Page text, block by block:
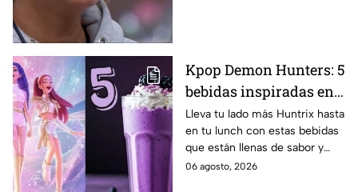
Kpop Demon Hunters: 5
bebidas inspiradas en
las guerreras Huntrix
para llevar a la escuela
este regreso a clases
2026; son saludables y
Lleva tu lado más Huntrix hasta
en tu lunch con estas bebidas
que están llenas de sabor y
frescura.
06 agosto, 2026